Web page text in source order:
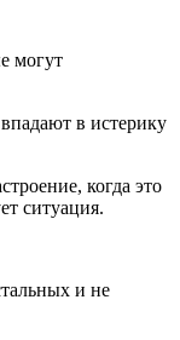
могут
в истерику
когда это
ситуация.
и не